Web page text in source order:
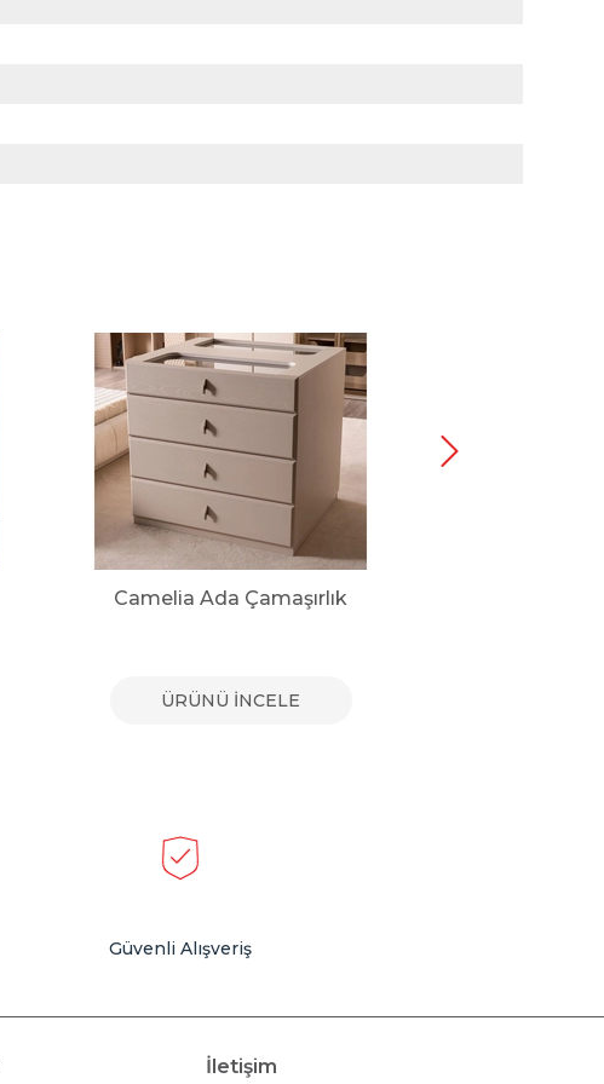
Camelia Ada Çamaşırlık
ÜRÜNÜ İNCELE
Güvenli Alışveriş
İletişim